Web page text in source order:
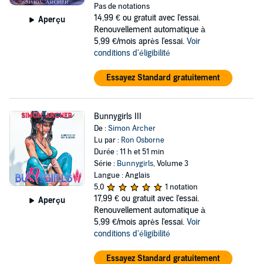
Aperçu
Pas de notations
14,99 € ou gratuit avec l'essai.
Renouvellement automatique à
5,99 €/mois après l'essai. Voir
conditions d'éligibilité
Essayez Standard gratuitement
Aperçu
Bunnygirls III
De :Simon Archer
Lu par : Ron Osborne
Durée : 11 h et 51 min
Série : Bunnygirls, Volume 3
Langue : Anglais
5,0
1 notation
17,99 € ou gratuit avec l'essai.
Renouvellement automatique à
5,99 €/mois après l'essai. Voir
conditions d'éligibilité
Essayez Standard gratuitement